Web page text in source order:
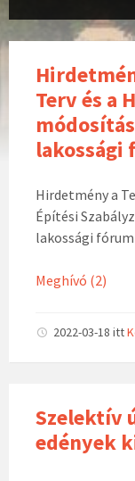
Terv és a
lakossági
Hirdetmény a
Építési
lakossági
Meghívó (2)
2022-03-18 itt
Szelektív
edények